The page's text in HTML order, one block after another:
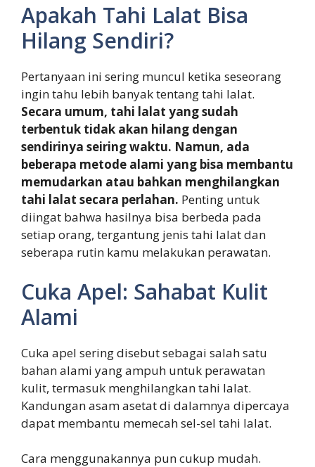
Apakah Tahi Lalat Bisa
Hilang Sendiri?
Pertanyaan ini sering muncul ketika seseorang
ingin tahu lebih banyak tentang tahi lalat.
Secara umum, tahi lalat yang sudah
terbentuk tidak akan hilang dengan
sendirinya seiring waktu. Namun, ada
beberapa metode alami yang bisa membantu
memudarkan atau bahkan menghilangkan
tahi lalat secara perlahan. Penting untuk
diingat bahwa hasilnya bisa berbeda pada
setiap orang, tergantung jenis tahi lalat dan
seberapa rutin kamu melakukan perawatan.
Cuka Apel: Sahabat Kulit
Alami
Cuka apel sering disebut sebagai salah satu
bahan alami yang ampuh untuk perawatan
kulit, termasuk menghilangkan tahi lalat.
Kandungan asam asetat di dalamnya dipercaya
dapat membantu memecah sel-sel tahi lalat.
Cara menggunakannya pun cukup mudah.